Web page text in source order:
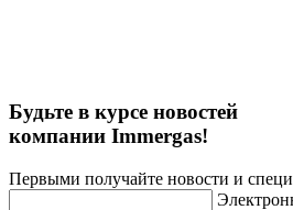
Будьте в курсе новостей
компании Immergas!
Первыми получайте новости и